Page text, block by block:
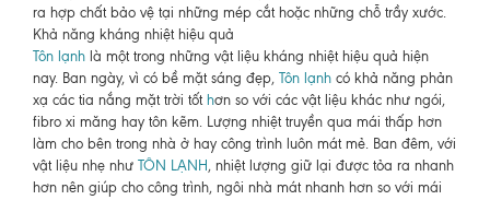
ra hợp chất bảo vệ tại những mép cắt hoặc những chỗ trầy xước.
Khả năng kháng nhiệt hiệu quả
Tôn lạnh là một trong những vật liệu kháng nhiệt hiệu quả hiện
nay. Ban ngày, vì có bề mặt sáng đẹp, Tôn lạnh có khả năng phản
xạ các tia nắng mặt trời tốt hơn so với các vật liệu khác như ngói,
fibro xi măng hay tôn kẽm. Lượng nhiệt truyền qua mái thấp hơn
làm cho bên trong nhà ở hay công trình luôn mát mẻ. Ban đêm, với
vật liệu nhẹ như TÔN LẠNH , nhiệt lượng giữ lại được tỏa ra nhanh
hơn nên giúp cho công trình, ngôi nhà mát nhanh hơn so với mái